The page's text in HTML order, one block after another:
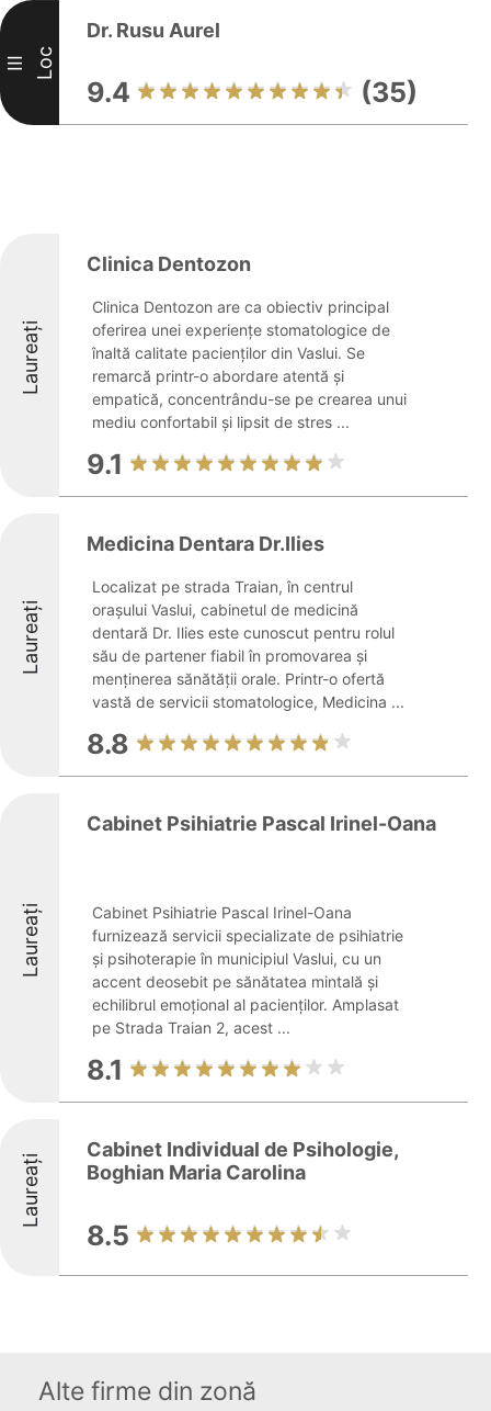
III Loc
Dr. Rusu Aurel
9.4 (35)
Laureați
Clinica Dentozon
Clinica Dentozon are ca obiectiv principal
oferirea unei experiențe stomatologice de
înaltă calitate pacienților din Vaslui. Se
remarcă printr-o abordare atentă și
empatică, concentrându-se pe crearea unui
mediu confortabil și lipsit de stres ...
9.1
Laureați
Medicina Dentara Dr.Ilies
Localizat pe strada Traian, în centrul
orașului Vaslui, cabinetul de medicină
dentară Dr. Ilies este cunoscut pentru rolul
său de partener fiabil în promovarea și
menținerea sănătății orale. Printr-o ofertă
vastă de servicii stomatologice, Medicina ...
8.8
Laureați
Cabinet Psihiatrie Pascal Irinel-Oana
Cabinet Psihiatrie Pascal Irinel-Oana
furnizează servicii specializate de psihiatrie
și psihoterapie în municipiul Vaslui, cu un
accent deosebit pe sănătatea mintală și
echilibrul emoțional al pacienților. Amplasat
pe Strada Traian 2, acest ...
8.1
Laureați
Cabinet Individual de Psihologie,
Boghian Maria Carolina
8.5
Alte firme din zonă